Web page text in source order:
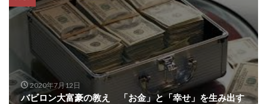
2020年7月12日
バビロン大富豪の教え 「お金」と「幸せ」を生み出す